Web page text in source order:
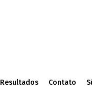
Resultados Contato